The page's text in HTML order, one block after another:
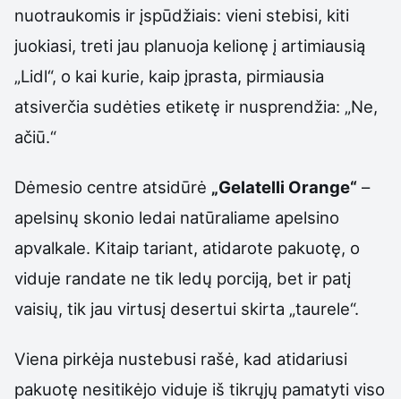
nuotraukomis ir įspūdžiais: vieni stebisi, kiti
juokiasi, treti jau planuoja kelionę į artimiausią
„Lidl“, o kai kurie, kaip įprasta, pirmiausia
atsiverčia sudėties etiketę ir nusprendžia: „Ne,
ačiū.“
Dėmesio centre atsidūrė „Gelatelli Orange“ –
apelsinų skonio ledai natūraliame apelsino
apvalkale. Kitaip tariant, atidarote pakuotę, o
viduje randate ne tik ledų porciją, bet ir patį
vaisių, tik jau virtusį desertui skirta „taurele“.
Viena pirkėja nustebusi rašė, kad atidariusi
pakuotę nesitikėjo viduje iš tikrųjų pamatyti viso